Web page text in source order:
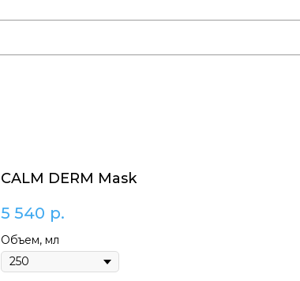
CALM DERM Mask
5 540 р.
Объем, мл